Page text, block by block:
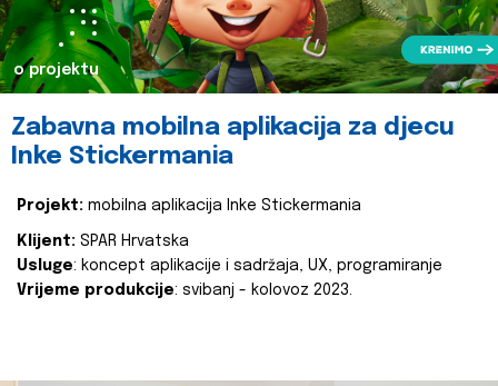
o projektu
Zabavna mobilna aplikacija za djecu
Inke Stickermania
Projekt: mobilna aplikacija Inke Stickermania
Klijent: SPAR Hrvatska
Usluge: koncept aplikacije i sadržaja, UX, programiranje
Vrijeme produkcije: svibanj - kolovoz 2023.